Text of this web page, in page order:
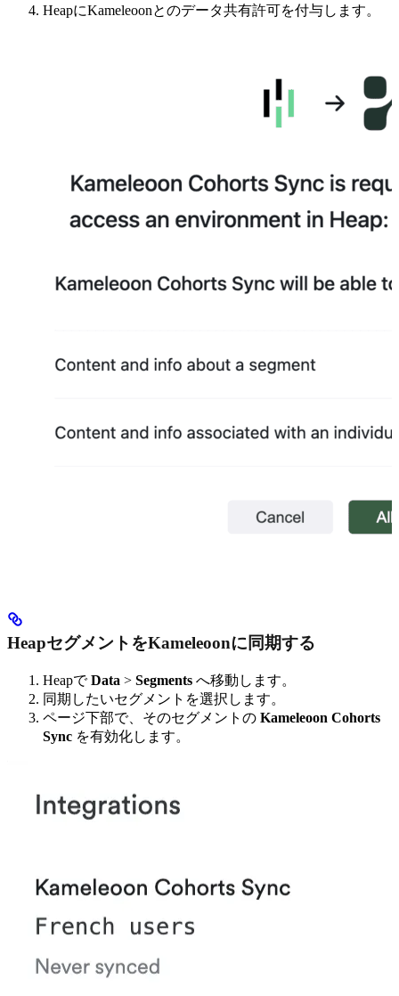
HeapにKameleoonとのデータ共有許可を付与します。
HeapセグメントをKameleoonに同期する
HeapでData > Segments へ移動します。
同期したいセグメントを選択します。
ページ下部で、そのセグメントの Kameleoon Cohorts
Sync を有効化します。